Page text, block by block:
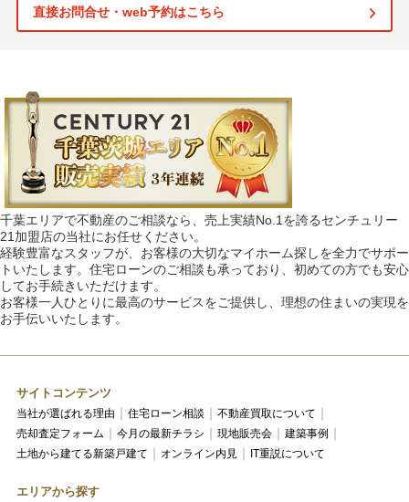
直接お問合せ・web予約はこちら
千葉エリアで不動産のご相談なら、売上実績No.1を誇るセンチュリー
21加盟店の当社にお任せください。
経験豊富なスタッフが、お客様の大切なマイホーム探しを全力でサポー
トいたします。住宅ローンのご相談も承っており、初めての方でも安心
してお手続きいただけます。
お客様一人ひとりに最高のサービスをご提供し、理想の住まいの実現を
お手伝いいたします。
サイトコンテンツ
当社が選ばれる理由 住宅ローン相談
不動産買取について
売却査定フォーム
今月の最新チラシ 現地販売会
建築事例
土地から建てる新築戸建て
オンライン内見 IT重説について
エリアから探す